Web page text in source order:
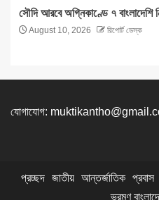
সৌদি আরবে অগ্নিকাণ্ডে ৭ বাংলাদেশি
August 10, 2026 রিপোর্ট ডেস্ক
যোগাযোগ:
প্রচ্ছদ জাতীয় আন্তর্জাতিক প্রবাস
ভ্রমণ